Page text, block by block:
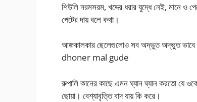
শিউলি নরমসরম, খদ্দের ধরার যুদ্ধে নেই, মানে
পেটের দায় বলে কথা।
আজকালকার ছেলেগুলোও সব অদ্ভুত অদ্ভুত ভাবে
dhoner mal gude
রুপালি কানের কাছে এমন ঘ্যান ঘ্যান করতো যে
ছোয়া। বেশ্যাবৃত্তি বাদ যায় কি করে।